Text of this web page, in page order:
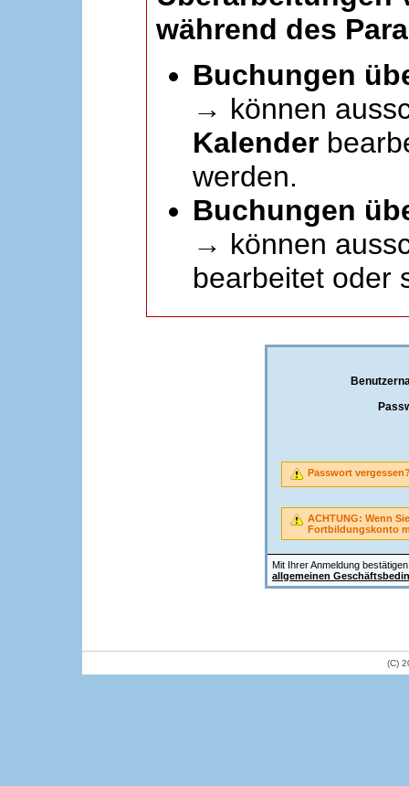
während des
Buchungen
→ können
Kalender
werden.
Buchungen
→ können
bearbeitet oder
Mit Ihrer Anmeldung
allgemeinen
Passwort
ACHTUNG: Wenn
Fortbildungskonto
(C)